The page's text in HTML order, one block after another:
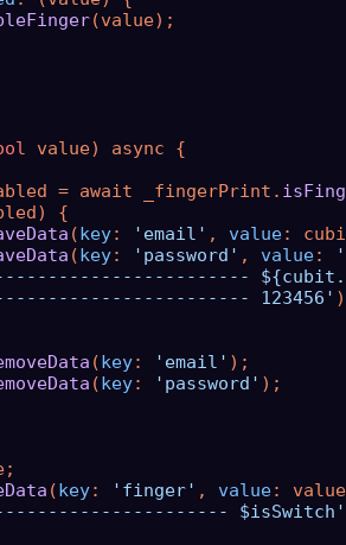
(value);
value) async {
= await _fingerPrint.
{
(key: 'email' , value:
(key: 'password' , value:
123456'
(key: 'email' );
(key: 'password' );
(key: 'finger' , value:
$isSwitch'